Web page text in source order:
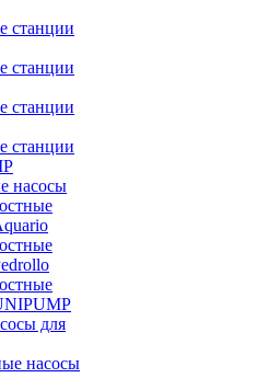
станции
станции
станции
станции
насосы
для
насосы